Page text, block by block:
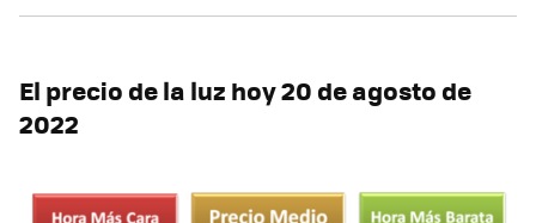
El precio de la luz hoy 20 de agosto de
2022